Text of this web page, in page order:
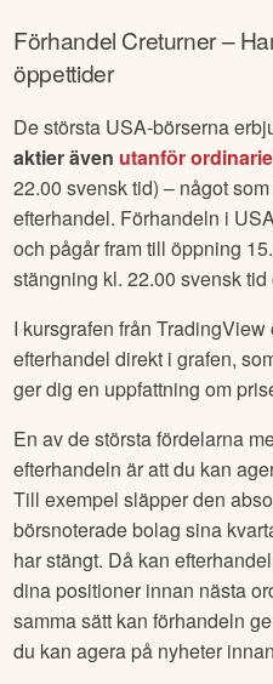
Förhandel Creturner–
öppettider
De största USA-börserna
aktier även utanför
22.00 svensk tid) – något
efterhandel. Förhandeln i
och pågår fram till öppning
stängning kl. 22.00 svensk
I kursgrafen från
efterhandel direkt i grafen,
ger dig en uppfattning om
En av de största fördelarna
efterhandeln är att du kan
Till exempel släpper den
börsnoterade bolag sina
har stängt. Då kan
dina positioner innan nästa
samma sätt kan förhandeln
du kan agera på nyheter